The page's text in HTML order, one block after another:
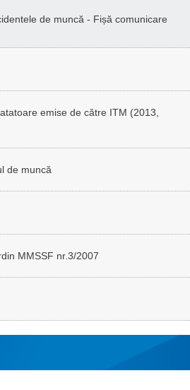
de muncă - Fișă comunicare
emise de către ITM (2013,
de muncă
MMSSF nr.3/2007